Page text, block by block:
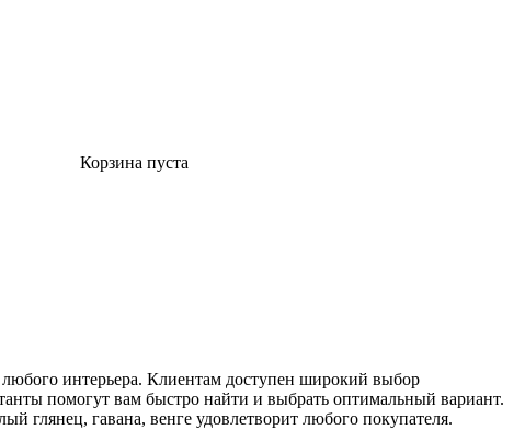
Корзина пуста
интерьера. Клиентам доступен широкий выбор
помогут вам быстро найти и выбрать оптимальный вариант.
глянец, гавана, венге удовлетворит любого покупателя.